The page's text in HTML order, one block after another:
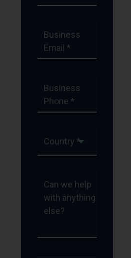
Business
Email *
Business
Phone *
Country *
Can we help
with anything
else?